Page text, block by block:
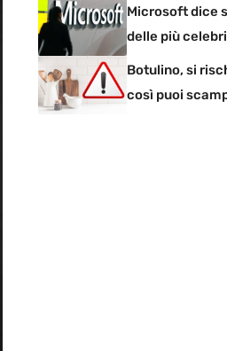
Microsoft dice
delle più
Botulino, si
così puoi